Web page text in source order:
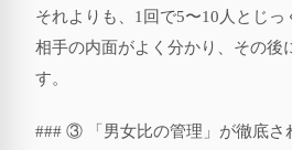
それよりも、1回で5〜10人とじっ
相手の内面がよく分かり、その後
す。
### ③ 「男女比の管理」が徹底さ